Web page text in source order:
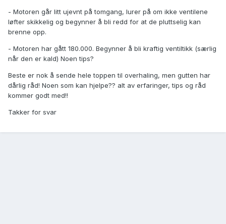
- Motoren går litt ujevnt på tomgang, lurer på om ikke ventilene
løfter skikkelig og begynner å bli redd for at de pluttselig kan
brenne opp.
- Motoren har gått 180.000. Begynner å bli kraftig ventiltikk (særlig
når den er kald) Noen tips?
Beste er nok å sende hele toppen til overhaling, men gutten har
dårlig råd! Noen som kan hjelpe?? alt av erfaringer, tips og råd
kommer godt med!!
Takker for svar